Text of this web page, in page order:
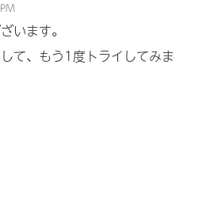
います。
て、もう1度トライしてみま